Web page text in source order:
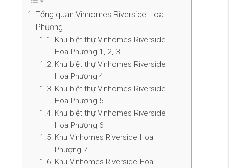
Tổng quan Vinhomes Riverside Hoa
Phượng
Khu biệt thự Vinhomes Riverside
Hoa Phượng 1, 2, 3
Khu biệt thự Vinhomes Riverside
Hoa Phượng 4
Khu biệt thự Vinhomes Riverside
Hoa Phượng 5
Khu biệt thự Vinhomes Riverside
Hoa Phượng 6
Khu Vinhomes Riverside Hoa
Phượng 7
Khu Vinhomes Riverside Hoa